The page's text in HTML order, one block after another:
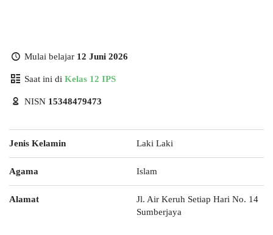
Mulai belajar 12 Juni 2026
Saat ini di Kelas 12 IPS
NISN 15348479473
Jenis Kelamin Laki Laki
Agama Islam
Alamat
Jl. Air Keruh Setiap Hari No. 14
Sumberjaya